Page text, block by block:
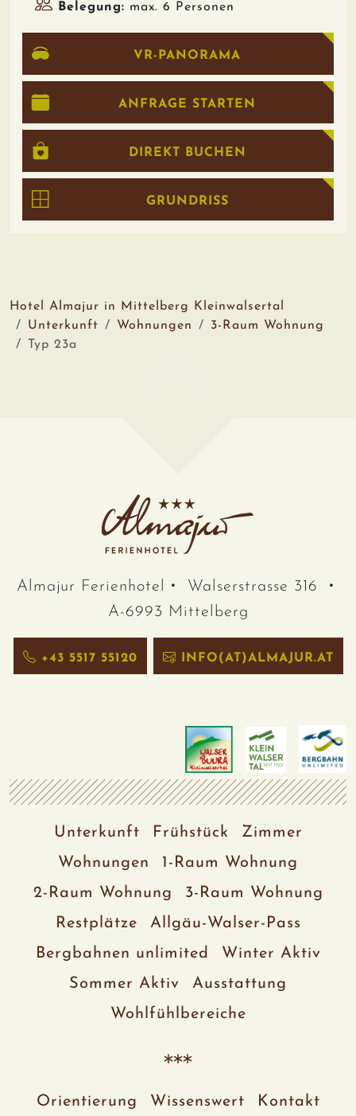
Belegung: max. 6 Personen
VR-PANORAMA
ANFRAGE STARTEN
DIREKT BUCHEN
GRUNDRISS
Hotel Almajur in Mittelberg Kleinwalsertal
Unterkunft
Wohnungen
3-Raum Wohnung
Typ 23a
Almajur Ferienhotel
Walserstrasse 316
A-6993 Mittelberg
+43 5517 55120 INFO(AT)ALMAJUR.AT
Unterkunft Frühstück
Zimmer
Wohnungen
1-Raum Wohnung
2-Raum Wohnung
3-Raum Wohnung
Restplätze
Allgäu-Walser-Pass
Bergbahnen unlimited
Winter Aktiv
Sommer Aktiv
Ausstattung
Wohlfühlbereiche
Orientierung Wissenswert Kontakt